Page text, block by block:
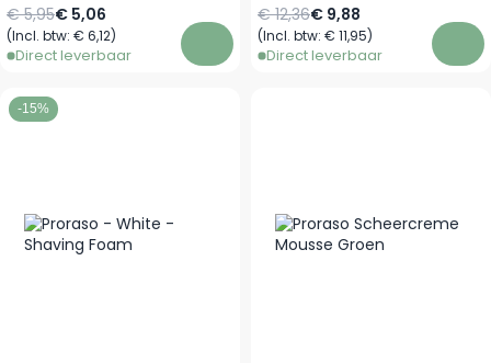
Speciale prijs
€ 5,06
Normale prijs
€ 5,95
(Incl. btw: € 6,12)
Direct leverbaar In winkelwagen
Speciale prijs
€ 9,88
Normale prijs
€ 12,36
(Incl. btw: € 11,95)
Direct leverbaar In
-15%